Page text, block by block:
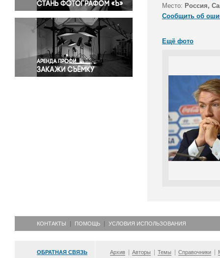
Религия
Светская жизнь
Спорт
Экология
Экономика и бизнес
Место: Россия,
Сообщить об
Ещё фото
КОНТАКТЫ ПОМОЩЬ УСЛОВИЯ ИСПОЛЬЗОВАНИЯ
ОБРАТНАЯ СВЯЗЬ Архив Авторы Темы Справочники